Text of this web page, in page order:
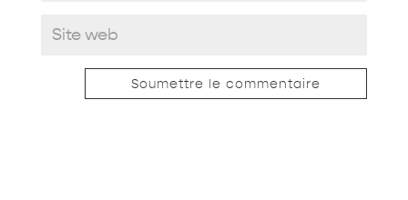
Soumettre le commentaire